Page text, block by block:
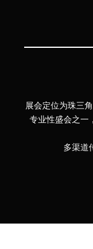
展会定位为珠三
专业性盛会之一
多渠道